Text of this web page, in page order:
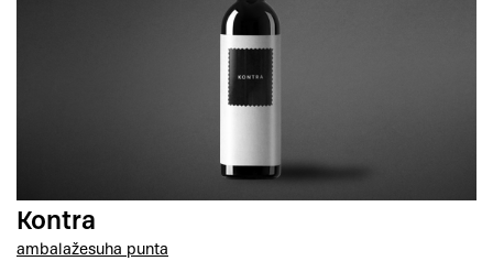
Kontra
ambalažesuha punta